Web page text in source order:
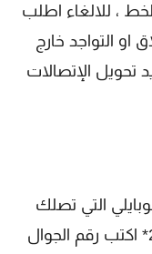
، للالغاء اطلب
او التواجد خارج
تحويل الإتصالات
التي تصلك
الى رقم اخر عبر رمز #رقم الهاتف*21* اكتب رقم الجوال